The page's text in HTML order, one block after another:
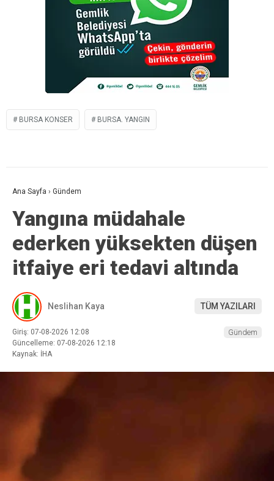
BURSA KONSER BURSA. YANGIN
Ana Sayfa › Gündem
Yangına müdahale
ederken yüksekten düşen
itfaiye eri tedavi altında
Neslihan Kaya TÜM YAZILARI
Giriş: 07-08-2026 12:08
Güncelleme: 07-08-2026 12:18
Kaynak: İHA
Gündem